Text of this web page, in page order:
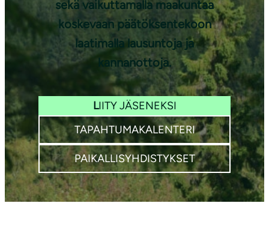
sekä vaikuttamalla maakuntaa
koskevaan päätöksentekoon
laatimalla lausuntoja ja
kannanottoja.
LIITY JÄSENEKSI
TAPAHTUMAKALENTERI
PAIKALLISYHDISTYKSET